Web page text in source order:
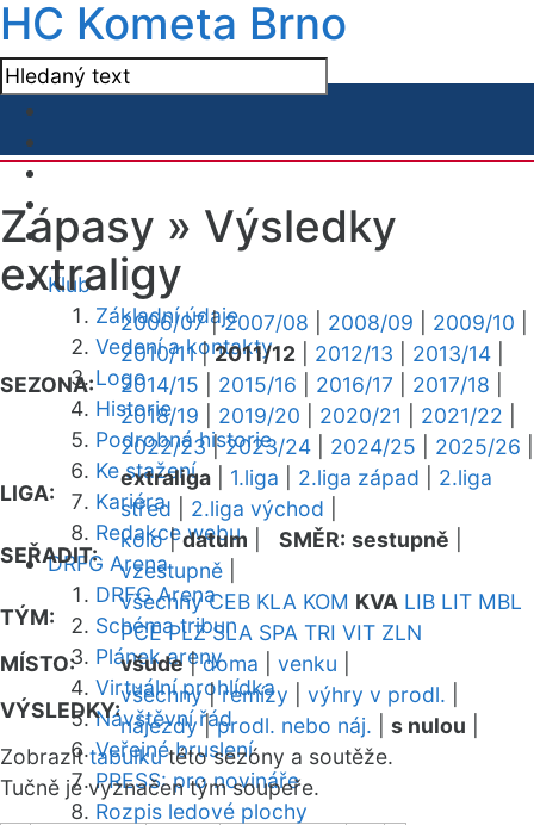
HC Kometa Brno
Klub
Základní údaje
Vedení a kontakty
Logo
Historie
Podrobná historie
Ke stažení
Kariéra
Redakce webu
DRFG Arena
DRFG Arena
Schéma tribun
Plánek areny
Virtuální prohlídka
Návštěvní řád
Veřejné bruslení
PRESS: pro novináře
Rozpis ledové plochy
Zápasy » Výsledky
extraligy
SEZONA:
2006/07|2007/08 2008/09 2009/10
2010/11|2011/12 2012/13 2013/14
2014/15
2015/16 2016/17 2017/18
2018/19
2019/20 2020/21 2021/22
2022/23|2023/24 2024/25 2025/26
LIGA:
extraliga 1.liga 2.liga západ
2.liga
střed
2.liga východ
SEŘADIT:
kolo|datum SMĚR: sestupně
vzestupně
TÝM:
všechny CEB KLA KOM KVA LIB LIT MBL
PCE PLZ SLA SPA TRI VIT ZLN
MÍSTO:
všude|doma venku
VÝSLEDKY:
všechny|remízy výhry v prodl.
nájezdy|prodl. nebo náj. s nulou
Zobrazittabulkutéto sezóny a soutěže.
Tučně je vyznačen tým soupeře.